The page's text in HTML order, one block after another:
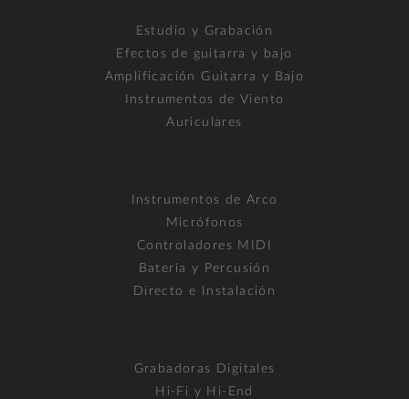
Estudio y Grabación
Efectos de guitarra y bajo
Amplificación Guitarra y Bajo
Instrumentos de Viento
Auriculares
Instrumentos de Arco
Micrófonos
Controladores MIDI
Batería y Percusión
Directo e Instalación
Grabadoras Digitales
Hi-Fi y Hi-End